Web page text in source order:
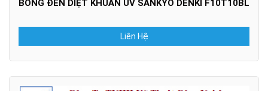
BÓNG ĐÈN DIỆT KHUẨN UV SANKYO DENKI F10T10BL
Liên Hệ